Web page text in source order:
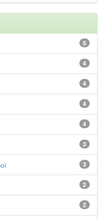
5
4
4
4
4
3
3
2
2